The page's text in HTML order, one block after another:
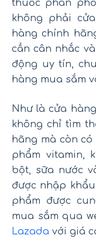
thuốc phân
không phải
hàng chính
cần cân nhắc
động uy tín,
hàng mua sắm
Như là cửa hàng
không chỉ tìm
hãng mà còn
phẩm vitamin,
bột, sữa nước
được nhập
phẩm được
mua sắm qua
Lazada với giá